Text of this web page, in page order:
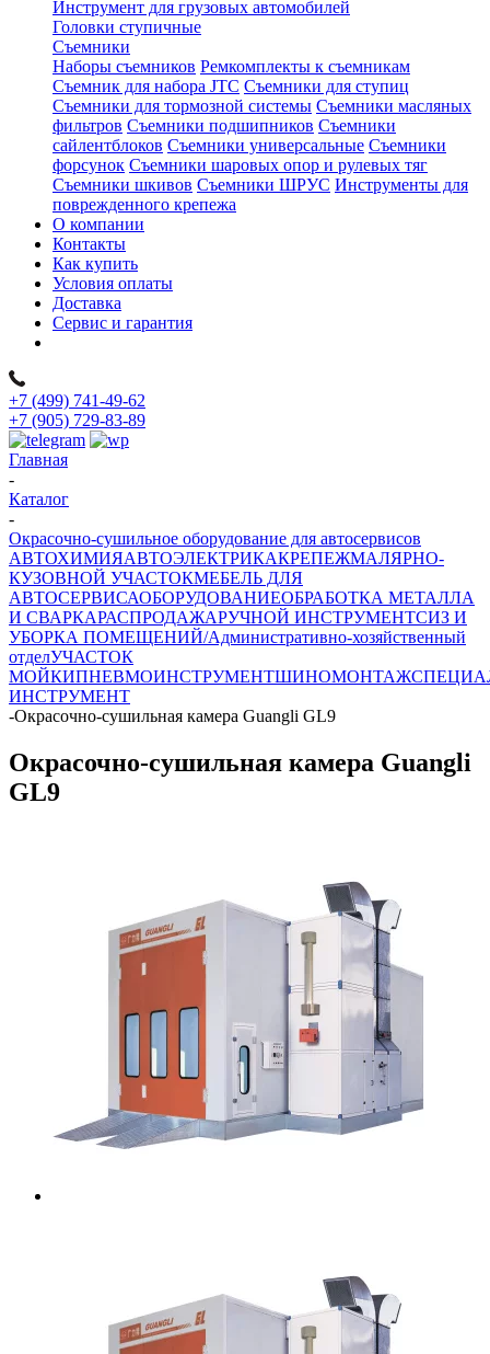
Инструмент для грузовых автомобилей
Головки ступичные
Съемники
Наборы съемников Ремкомплекты к съемникам
Съемник для набора JTC Съемники для ступиц
Съемники для тормозной системы Съемники масляных
фильтров Съемники подшипников Съемники
сайлентблоков Съемники универсальные Съемники
форсунок Съемники шаровых опор и рулевых тяг
Съемники шкивов Съемники ШРУС Инструменты для
поврежденного крепежа
О компании
Контакты
Как купить
Условия оплаты
Доставка
Сервис и гарантия
+7 (499) 741-49-62
+7 (905) 729-83-89
Главная
-
Каталог
-
Окрасочно-сушильное оборудование для автосервисов
АВТОХИМИЯАВТОЭЛЕКТРИКАКРЕПЕЖМАЛЯРНО-
КУЗОВНОЙ УЧАСТОКМЕБЕЛЬ ДЛЯ
АВТОСЕРВИСАОБОРУДОВАНИЕОБРАБОТКА МЕТАЛЛА
И СВАРКАРАСПРОДАЖАРУЧНОЙ ИНСТРУМЕНТСИЗ И
УБОРКА ПОМЕЩЕНИЙ/Административно-хозяйственный
отделУЧАСТОК
МОЙКИПНЕВМОИНСТРУМЕНТШИНОМОНТАЖ
ИНСТРУМЕНТ
-Окрасочно-сушильная камера Guangli GL9
Окрасочно-сушильная камера Guangli
GL9